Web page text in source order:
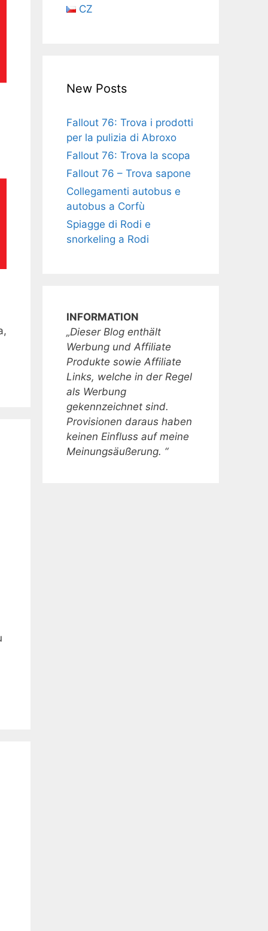
CZ
New Posts
Fallout 76: Trova i prodotti
per la pulizia di Abroxo
Fallout 76: Trova la scopa
Fallout 76 – Trova sapone
Collegamenti autobus e
autobus a Corfù
Spiagge di Rodi e
snorkeling a Rodi
INFORMATION
„Dieser Blog enthält
Werbung und Affiliate
Produkte sowie Affiliate
Links, welche in der Regel
als Werbung
gekennzeichnet sind.
Provisionen daraus haben
keinen Einfluss auf meine
Meinungsäußerung. “